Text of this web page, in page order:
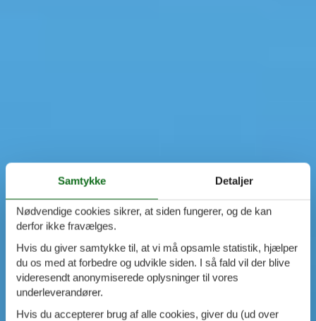
Samtykke Detaljer
Nødvendige cookies sikrer, at siden fungerer, og de kan
derfor ikke fravælges.
Hvis du giver samtykke til, at vi må opsamle statistik, hjælper
du os med at forbedre og udvikle siden. I så fald vil der blive
videresendt anonymiserede oplysninger til vores
underleverandører.
Hvis du accepterer brug af alle cookies, giver du (ud over